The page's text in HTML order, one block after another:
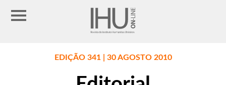
EDIÇÃO 341 | 30 AGOSTO 2010